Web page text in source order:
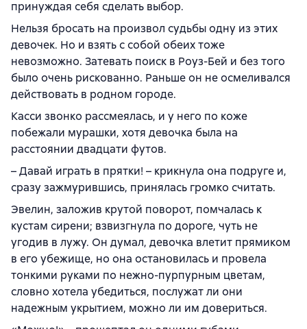
принуждая себя сделать выбор.
Нельзя бросать на произвол судьбы одну из этих
девочек. Но и взять с собой обеих тоже
невозможно. Затевать поиск в Роуз-Бей и без того
было очень рискованно. Раньше он не осмеливался
действовать в родном городе.
Касси звонко рассмеялась, и у него по коже
побежали мурашки, хотя девочка была на
расстоянии двадцати футов.
– Давай играть в прятки! – крикнула она подруге и,
сразу зажмурившись, принялась громко считать.
Эвелин, заложив крутой поворот, помчалась к
кустам сирени; взвизгнула по дороге, чуть не
угодив в лужу. Он думал, девочка влетит прямиком
в его убежище, но она остановилась и провела
тонкими руками по нежно-пурпурным цветам,
словно хотела убедиться, послужат ли они
надежным укрытием, можно ли им довериться.